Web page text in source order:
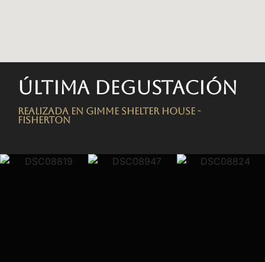
Última degustación
Realizada en Gimme Shelter House -
FISHERTON